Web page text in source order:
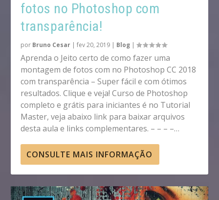
fotos no Photoshop com
transparência!
por Bruno Cesar |fev 20, 2019 | Blog |
Aprenda o Jeito certo de como fazer uma
montagem de fotos com no Photoshop CC 2018
com transparência – Super fácil e com ótimos
resultados. Clique e veja! Curso de Photoshop
completo e grátis para iniciantes é no Tutorial
Master, veja abaixo link para baixar arquivos
desta aula e links complementares. – – – –…
CONSULTE MAIS INFORMAÇÃO